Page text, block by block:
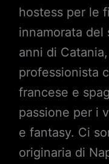
hostess per le
innamorata del
anni di
professionista
francese e
passione per i
e fantasy. Ci
originaria di